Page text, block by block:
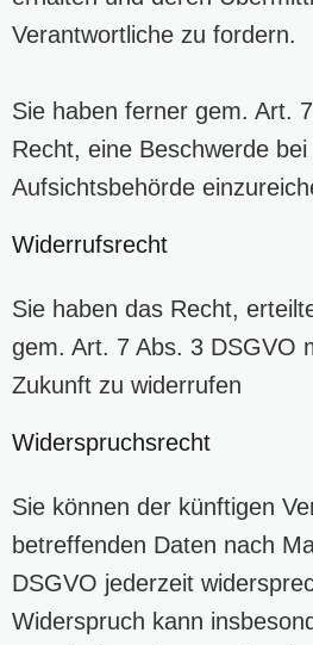
Verantwortliche zu fordern.
Sie haben ferner gem. Art.
Recht, eine Beschwerde
Aufsichtsbehörde
Widerrufsrecht
Sie haben das Recht,
gem. Art. 7 Abs. 3 DSGVO
Zukunft zu widerrufen
Widerspruchsrecht
Sie können der künftigen
betreffenden Daten nach
DSGVO jederzeit
Widerspruch kann